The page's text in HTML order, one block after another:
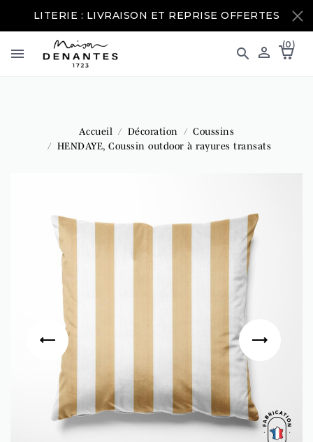
LITERIE : LIVRAISON ET REPRISE OFFERTES
  (0)

Accueil Décoration
Coussins
HENDAYE, Coussin outdoor à rayures transats